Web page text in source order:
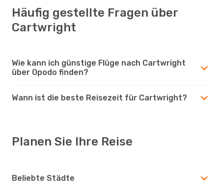
Häufig gestellte Fragen über
Cartwright
Wie kann ich günstige Flüge nach Cartwright
über Opodo finden?
Wann ist die beste Reisezeit für Cartwright?
Planen Sie Ihre Reise
Beliebte Städte